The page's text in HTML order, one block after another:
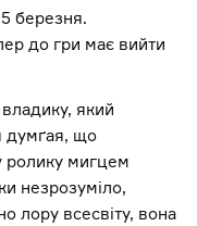
березня.
до гри має вийти
який
думґая, що
ролику мигцем
незрозуміло,
лору всесвіту, вона